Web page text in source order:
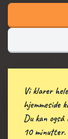
Vi klarer
hjemmeside
Du kan
10 minutter.